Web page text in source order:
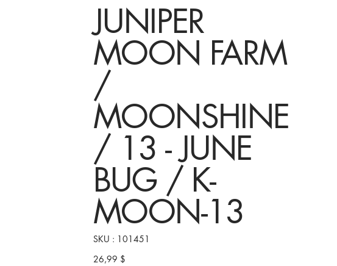
JUNIPER
MOON FARM
/
MOONSHINE
/ 13 - JUNE
BUG / K-
MOON-13
SKU :
SKU
101451
101451
Prix
26,99 $